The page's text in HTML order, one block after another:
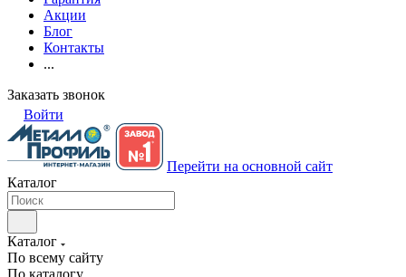
Акции
Блог
Контакты
...
Заказать звонок
Войти
Перейти на основной сайт
Каталог
Каталог
По всему сайту
По каталогу